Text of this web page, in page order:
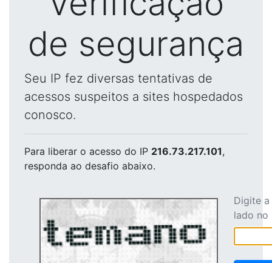
de segurança
Seu IP fez diversas tentativas de
acessos suspeitos a sites hospedados
conosco.
Para liberar o acesso do IP 216.73.217.101,
responda ao desafio abaixo.
Digite
lado no